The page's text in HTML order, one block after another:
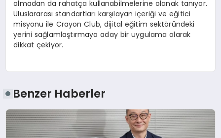
olmadan da rahatça kullanabilmelerine olanak tanıyor.
Uluslararası standartları karşılayan içeriği ve eğitici
misyonu ile Crayon Club, dijital eğitim sektöründeki
yerini sağlamlaştırmaya aday bir uygulama olarak
dikkat çekiyor.
Benzer Haberler